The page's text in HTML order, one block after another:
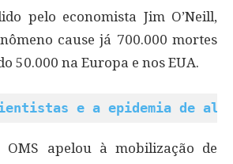
pelo economista Jim O’Neill,
cause já 700.000 mortes
50.000 na Europa e nos EUA.
e a epidemia de
OMS apelou à mobilização de